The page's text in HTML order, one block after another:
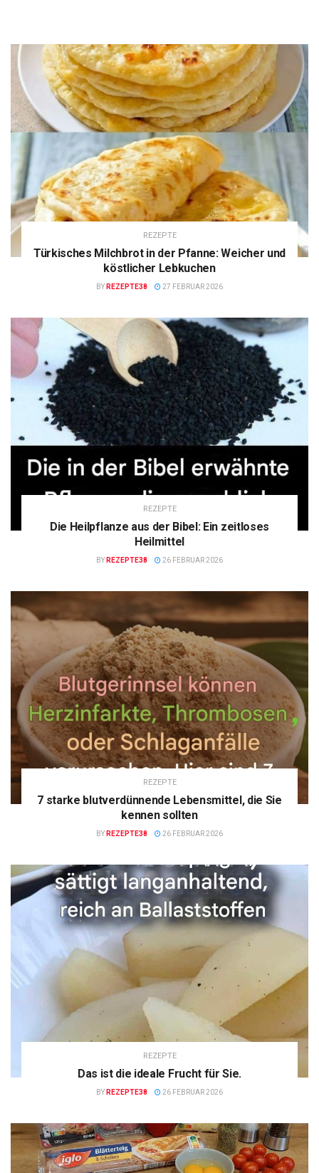
REZEPTE
Türkisches Milchbrot in der Pfanne: Weicher und
köstlicher Lebkuchen
BY REZEPTE38 27 FEBRUAR 2026
REZEPTE
Die Heilpflanze aus der Bibel: Ein zeitloses
Heilmittel
BY REZEPTE38 26 FEBRUAR 2026
REZEPTE
7 starke blutverdünnende Lebensmittel, die Sie
kennen sollten
BY REZEPTE38 26 FEBRUAR 2026
REZEPTE
Das ist die ideale Frucht für Sie.
BY REZEPTE38 26 FEBRUAR 2026